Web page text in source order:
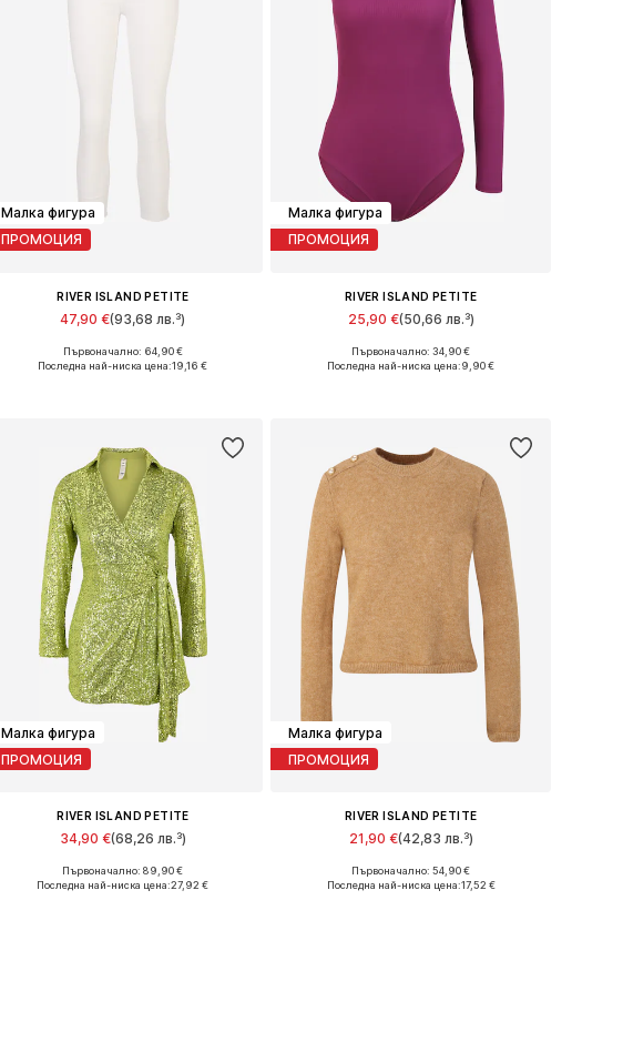
Малка фигура
ПРОМОЦИЯ
RIVER ISLAND PETITE
47,90 €(93,68 лв.³)
Налични размери: 25-26
Първоначално: 64,90 €
Последна най-ниска цена:19,16 €
Малка фигура
ПРОМОЦИЯ
RIVER ISLAND PETITE
25,90 €(50,66 лв.³)
Налични размери: XXS
Първоначално: 34,90 €
Последна най-ниска цена:9,90 €
Малка фигура
ПРОМОЦИЯ
RIVER ISLAND PETITE
34,90 €(68,26 лв.³)
Налични размери: 38
Първоначално: 89,90 €
Последна най-ниска цена:27,92 €
Малка фигура
ПРОМОЦИЯ
RIVER ISLAND PETITE
21,90 €(42,83 лв.³)
Налични размери: M, L
Първоначално: 54,90 €
Последна най-ниска цена:17,52 €